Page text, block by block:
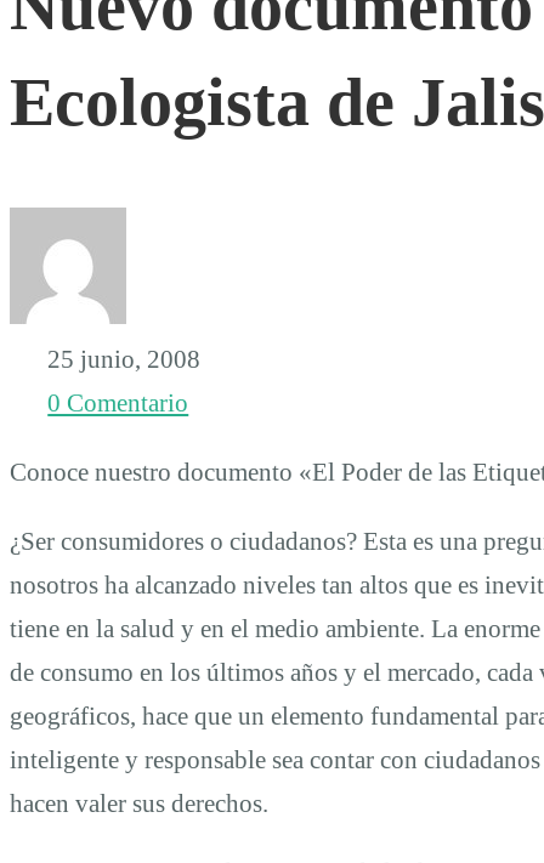
del
Colectivo
Ecologista
de
Jalisco
Ecologista de
25 junio, 2008
0 Comentario
Conoce nuestro documento «El Poder de las
¿Ser consumidores o ciudadanos? Esta es una
nosotros ha alcanzado niveles tan altos que es
tiene en la salud y en el medio ambiente. La
de consumo en los últimos años y el mercado,
geográficos, hace que un elemento fundamental
inteligente y responsable sea contar con
hacen valer sus derechos.